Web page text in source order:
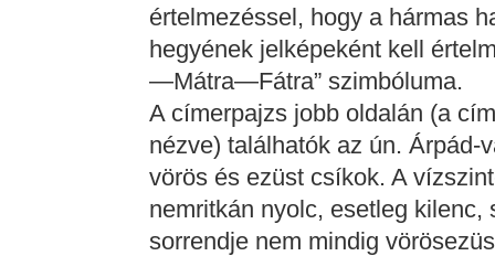
értelmezéssel, hogy a hármas
hegyének jelképeként kell
—Mátra—Fátra” szimbóluma.
A címerpajzs jobb oldalán (a
nézve) találhatók az ún. Árpád-
vörös és ezüst csíkok. A
nemritkán nyolc, esetleg
sorrendje nem mindig